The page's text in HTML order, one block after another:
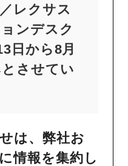
レクサス
ンデスク
日から8月
させてい
は、弊社お
情報を集約し